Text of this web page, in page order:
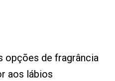
opções de fragrância
aos lábios